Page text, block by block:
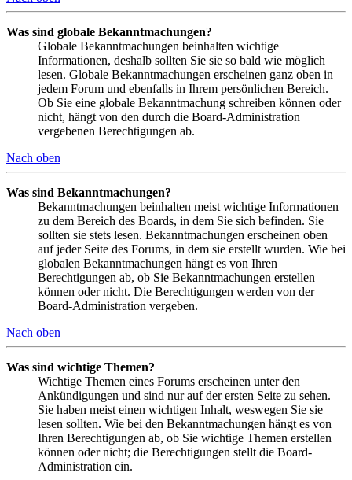
Was sind globale Bekanntmachungen?
Globale Bekanntmachungen beinhalten wichtige
Informationen, deshalb sollten Sie sie so bald wie möglich
lesen. Globale Bekanntmachungen erscheinen ganz oben in
jedem Forum und ebenfalls in Ihrem persönlichen Bereich.
Ob Sie eine globale Bekanntmachung schreiben können oder
nicht, hängt von den durch die Board-Administration
vergebenen Berechtigungen ab.
Nach oben
Was sind Bekanntmachungen?
Bekanntmachungen beinhalten meist wichtige Informationen
zu dem Bereich des Boards, in dem Sie sich befinden. Sie
sollten sie stets lesen. Bekanntmachungen erscheinen oben
auf jeder Seite des Forums, in dem sie erstellt wurden. Wie bei
globalen Bekanntmachungen hängt es von Ihren
Berechtigungen ab, ob Sie Bekanntmachungen erstellen
können oder nicht. Die Berechtigungen werden von der
Board-Administration vergeben.
Nach oben
Was sind wichtige Themen?
Wichtige Themen eines Forums erscheinen unter den
Ankündigungen und sind nur auf der ersten Seite zu sehen.
Sie haben meist einen wichtigen Inhalt, weswegen Sie sie
lesen sollten. Wie bei den Bekanntmachungen hängt es von
Ihren Berechtigungen ab, ob Sie wichtige Themen erstellen
können oder nicht; die Berechtigungen stellt die Board-
Administration ein.